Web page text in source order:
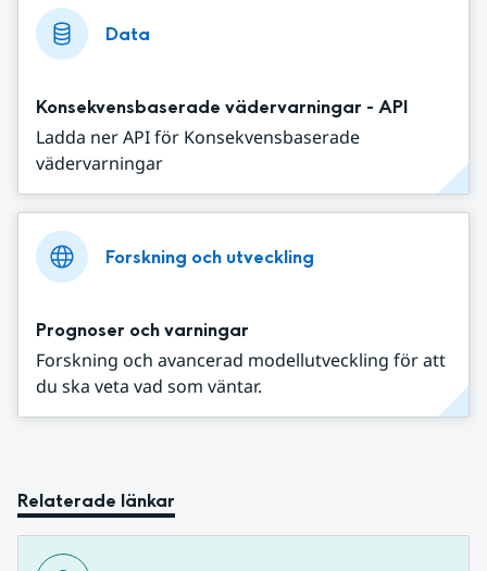
Data
Konsekvensbaserade vädervarningar - API
Ladda ner API för Konsekvensbaserade
vädervarningar
Forskning och utveckling
Prognoser och varningar
Forskning och avancerad modellutveckling för att
du ska veta vad som väntar.
Relaterade länkar